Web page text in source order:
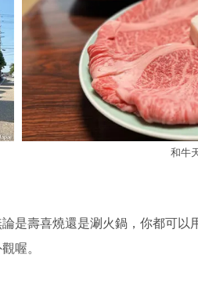
和牛
是壽喜燒還是涮火鍋，你都可以
喔。